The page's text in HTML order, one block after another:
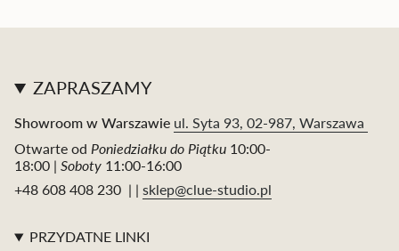
ZAPRASZAMY
Showroom w Warszawie ul. Syta 93, 02-987, Warszawa
Otwarte od Poniedziałku do Piątku 10:00-
18:00 | Soboty 11:00-16:00
+48 608 408 230 | | sklep@clue-studio.pl
PRZYDATNE LINKI